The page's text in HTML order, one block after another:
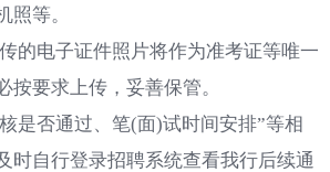
照等。
电子证件照片将作为准考证等唯一
按要求上传，妥善保管。
否通过、笔(面)试时间安排”等相
时自行登录招聘系统查看我行后续通